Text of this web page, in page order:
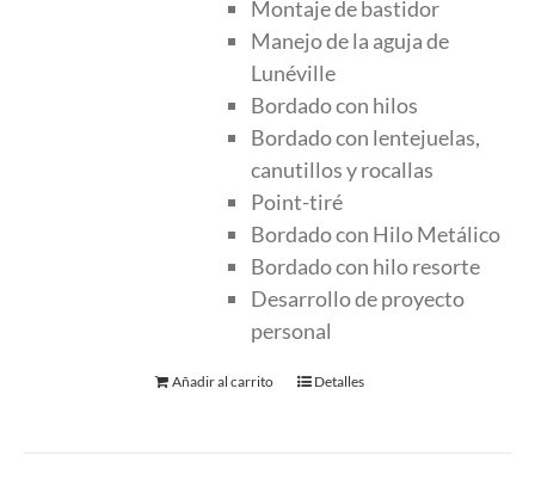
Montaje de bastidor
Manejo de la aguja de
Lunéville
Bordado con hilos
Bordado con lentejuelas,
canutillos y rocallas
Point-tiré
Bordado con Hilo Metálico
Bordado con hilo resorte
Desarrollo de proyecto
personal
Añadir al carrito Detalles